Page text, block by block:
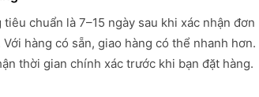
chuẩn là 7–15 ngày sau khi xác nhận đơn
hàng có sẵn, giao hàng có thể nhanh hơn.
thời gian chính xác trước khi bạn đặt hàng.